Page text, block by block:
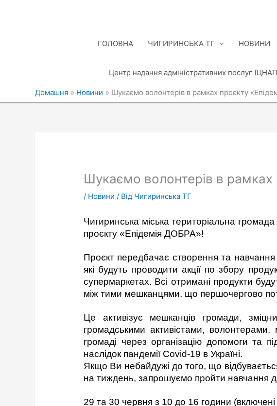
ГОЛОВНА
ЧИГИРИНСЬКА ТГ НОВИНИ
Центр надання адміністративних послуг
Домашня Новини Шукаємо волонтерів в рамках проєкту
Шукаємо волонтерів в
/ Новини / Від Чигиринська ТГ
Чигиринська міська територіальна
проєкту «Епідемія ДОБРА»!
Проєкт передбачає створення та
які будуть проводити акції по збору
супермаркетах. Всі отримані продукти
між тими мешканцями, що першочергово
Це активізує мешканців громади,
громадськими активістами, волонтерами,
громаді через організацію допомоги та
наслідок пандемії Covid-19 в Україні.
Якщо Ви небайдужі до того, що
на тиждень, запрошуємо пройти навчання
29 та 30 червня з 10 до 16 години (включені